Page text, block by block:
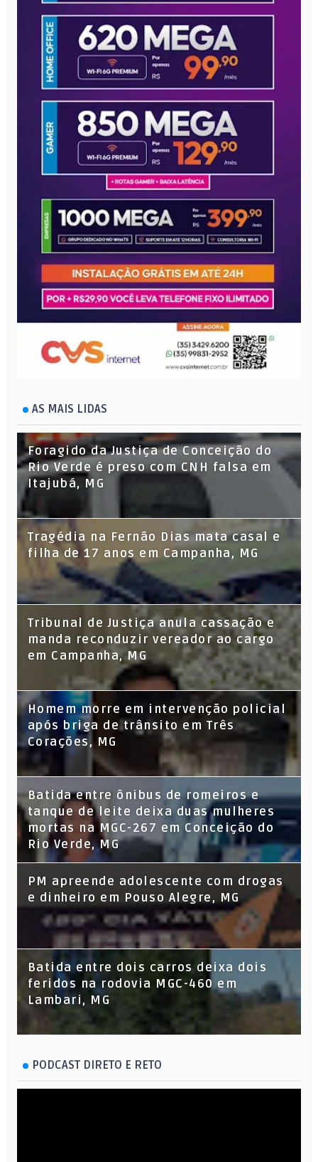
AS MAIS LIDAS
Foragido da Justiça de Conceição do
Rio Verde é preso com CNH falsa em
Itajubá, MG
Tragédia na Fernão Dias mata casal e
filha de 17 anos em Campanha, MG
Tribunal de Justiça anula cassação e
manda reconduzir vereador ao cargo
em Campanha, MG
Homem morre em intervenção policial
após briga de trânsito em Três
Corações, MG
Batida entre ônibus de romeiros e
tanque de leite deixa duas mulheres
mortas na MGC-267 em Conceição do
Rio Verde, MG
PM apreende adolescente com drogas
e dinheiro em Pouso Alegre, MG
Batida entre dois carros deixa dois
feridos na rodovia MGC-460 em
Lambari, MG
PODCAST DIRETO E RETO